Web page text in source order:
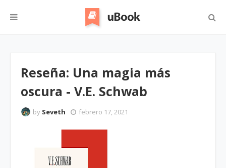
Reseña: Una magia más
oscura - V.E. Schwab
by Seveth febrero 17, 2021